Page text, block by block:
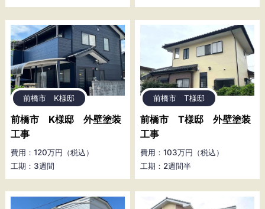
前橋市 K様邸
前橋市 K様邸 外壁塗装
工事
費用：120万円（税込）
工期：3週間
前橋市 T様邸
前橋市 T様邸 外壁塗装
工事
費用：103万円（税込）
工期：2週間半